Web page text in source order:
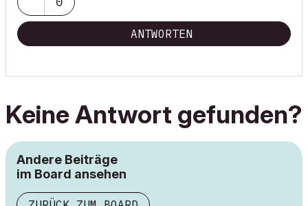
ANTWORTEN
Keine Antwort gefunden?
Andere Beiträge
im Board ansehen